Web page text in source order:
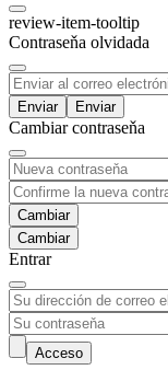
review-item-tooltip
Contraseňa olvidada
Enviar
Cambiar contraseňa
Cambiar
Entrar
Acceso